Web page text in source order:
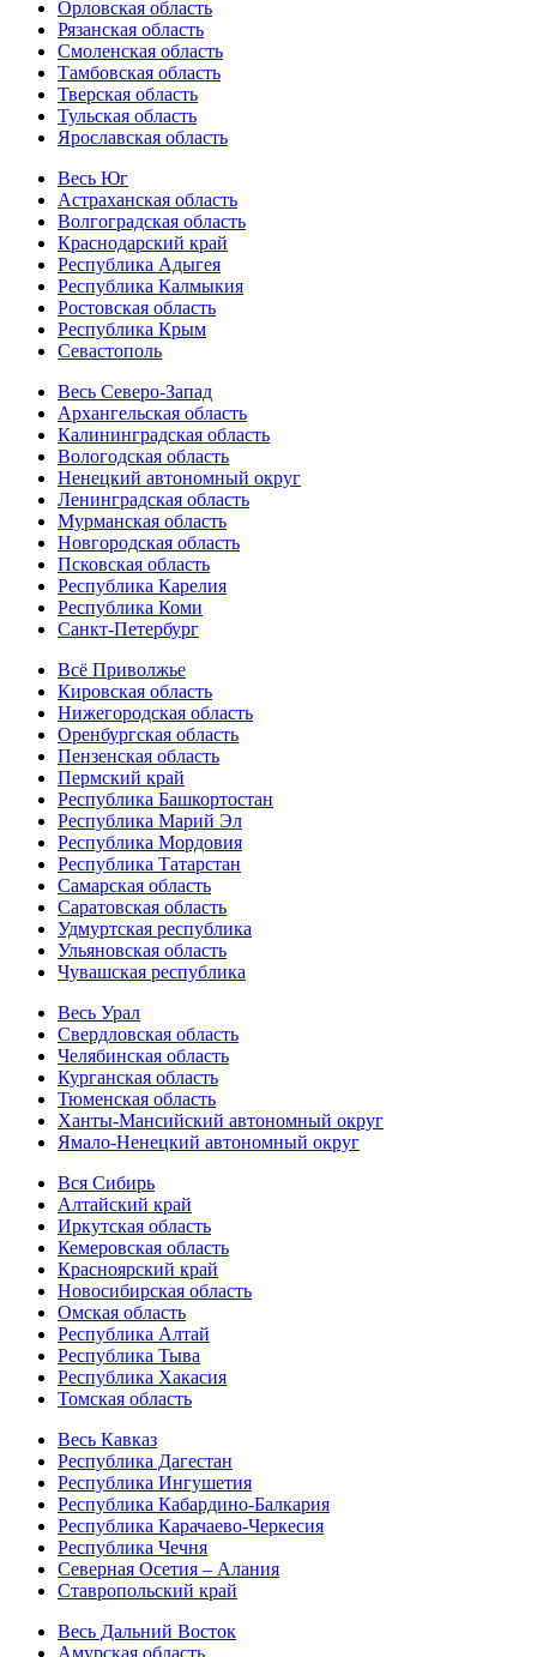
Орловская область
Рязанская область
Смоленская область
Тамбовская область
Тверская область
Тульская область
Ярославская область
Весь Юг
Астраханская область
Волгоградская область
Краснодарский край
Республика Адыгея
Республика Калмыкия
Ростовская область
Республика Крым
Севастополь
Весь Северо-Запад
Архангельская область
Калининградская область
Вологодская область
Ненецкий автономный округ
Ленинградская область
Мурманская область
Новгородская область
Псковская область
Республика Карелия
Республика Коми
Санкт-Петербург
Всё Приволжье
Кировская область
Нижегородская область
Оренбургская область
Пензенская область
Пермский край
Республика Башкортостан
Республика Марий Эл
Республика Мордовия
Республика Татарстан
Самарская область
Саратовская область
Удмуртская республика
Ульяновская область
Чувашская республика
Весь Урал
Свердловская область
Челябинская область
Курганская область
Тюменская область
Ханты-Мансийский автономный округ
Ямало-Ненецкий автономный округ
Вся Сибирь
Алтайский край
Иркутская область
Кемеровская область
Красноярский край
Новосибирская область
Омская область
Республика Алтай
Республика Тыва
Республика Хакасия
Томская область
Весь Кавказ
Республика Дагестан
Республика Ингушетия
Республика Кабардино-Балкария
Республика Карачаево-Черкесия
Республика Чечня
Северная Осетия – Алания
Ставропольский край
Весь Дальний Восток
Амурская область